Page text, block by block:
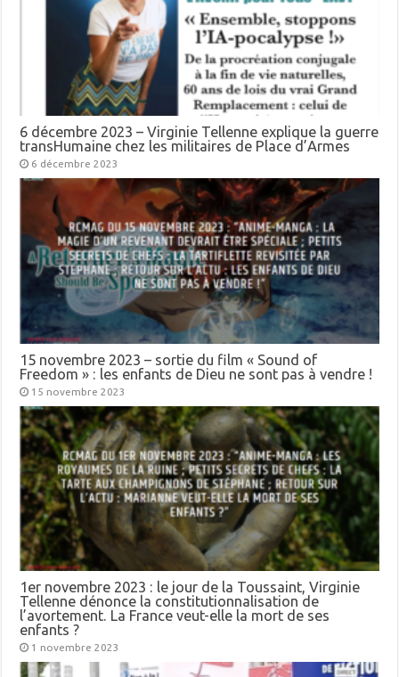
6 décembre 2023 – Virginie Tellenne explique la guerre
transHumaine chez les militaires de Place d’Armes
6 décembre 2023
15 novembre 2023 – sortie du film « Sound of
Freedom » : les enfants de Dieu ne sont pas à vendre !
15 novembre 2023
1er novembre 2023 : le jour de la Toussaint, Virginie
Tellenne dénonce la constitutionnalisation de
l’avortement. La France veut-elle la mort de ses
enfants ?
1 novembre 2023